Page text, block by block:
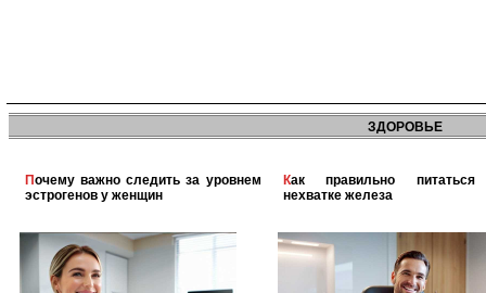
ЗДОРОВЬЕ
Почему важно следить за уровнем
эстрогенов у женщин
Как правильно питаться при
нехватке железа